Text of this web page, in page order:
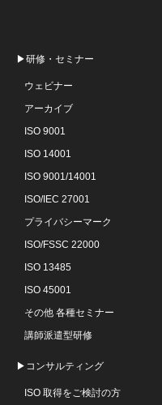
▶研修・セミナー
ウェビナー
アーカイブ
ISO 9001
ISO 14001
ISO 9001/14001
ISO/IEC 27001
プライバシーマーク
ISO/FSSC 22000
ISO 13485
ISO 45001
その他 各種セミナー
講師派遣型研修
▶コンサルティング
ISO 取得をご検討の方